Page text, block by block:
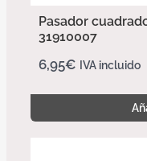
Pasador
31910007
6,95€ IVA incluido